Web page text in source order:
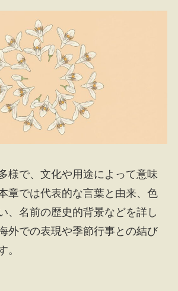
様で、文化や用途によって意味
章では代表的な言葉と由来、色
、名前の歴史的背景などを詳し
外での表現や季節行事との結び
。